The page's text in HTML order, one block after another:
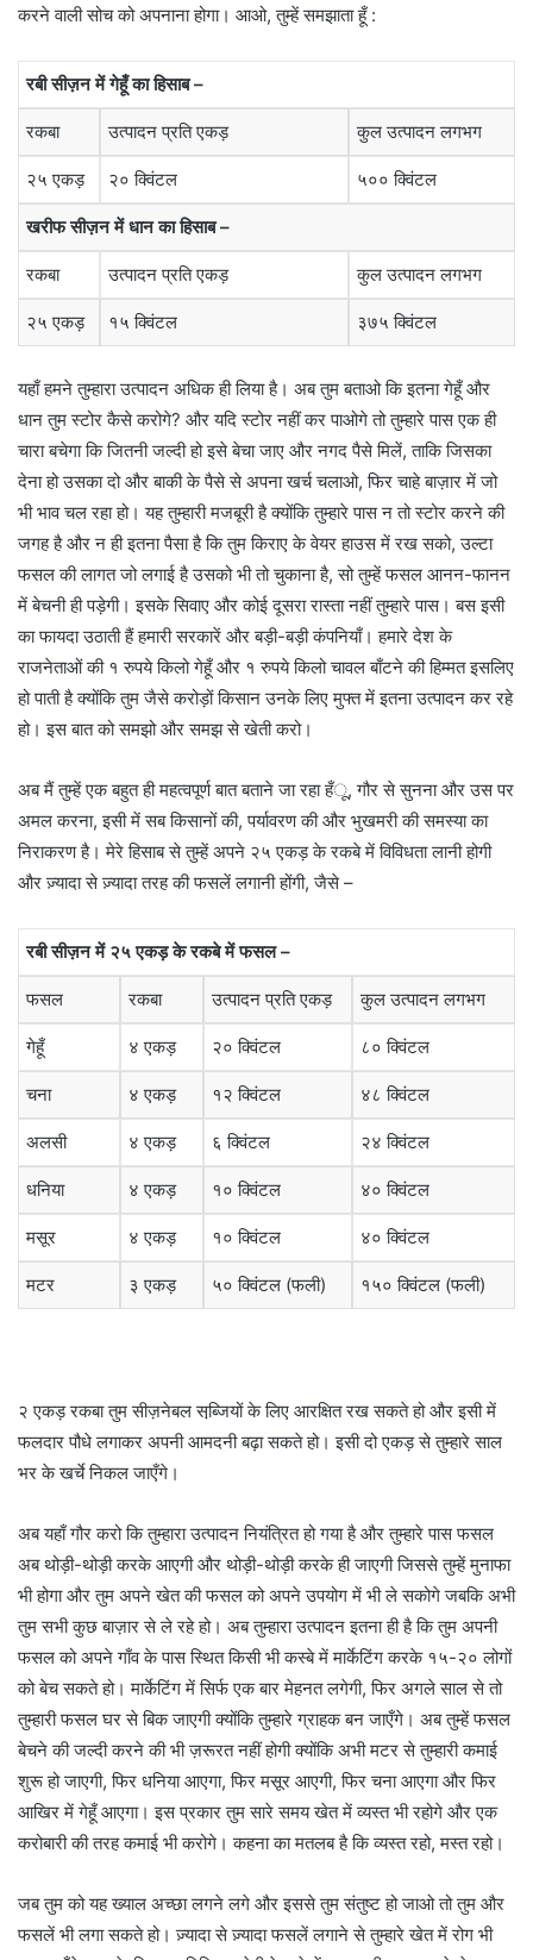
करने वाली सोच को अपनाना होगा। आओ, तुम्हें समझाता हूँ :
रबी सीज़न में गेहूँ का हिसाब –
रकबा उत्पादन प्रति एकड़ कुल उत्पादन लगभग
२५ एकड़ २० क्विंटल ५०० क्विंटल
खरीफ सीज़न में धान का हिसाब –
रकबा उत्पादन प्रति एकड़ कुल उत्पादन लगभग
२५ एकड़ १५ क्विंटल ३७५ क्विंटल
यहाँ हमने तुम्हारा उत्पादन अधिक ही लिया है। अब तुम बताओ कि इतना गेहूँ और
धान तुम स्टोर कैसे करोगे? और यदि स्टोर नहीं कर पाओगे तो तुम्हारे पास एक ही
चारा बचेगा कि जितनी जल्दी हो इसे बेचा जाए और नगद पैसे मिलें, ताकि जिसका
देना हो उसका दो और बाकी के पैसे से अपना खर्च चलाओ, फिर चाहे बाज़ार में जो
भी भाव चल रहा हो। यह तुम्हारी मजबूरी है क्योंकि तुम्हारे पास न तो स्टोर करने की
जगह है और न ही इतना पैसा है कि तुम किराए के वेयर हाउस में रख सको, उल्टा
फसल की लागत जो लगाई है उसको भी तो चुकाना है, सो तुम्हें फसल आनन-फानन
में बेचनी ही पड़ेगी। इसके सिवाए और कोई दूसरा रास्ता नहीं तुम्हारे पास। बस इसी
का फायदा उठाती हैं हमारी सरकारें और बड़ी-बड़ी कंपनियाँ। हमारे देश के
राजनेताओं की १ रुपये किलो गेहूँ और १ रुपये किलो चावल बाँटने की हिम्मत इसलिए
हो पाती है क्योंकि तुम जैसे करोड़ों किसान उनके लिए मुफ्त में इतना उत्पादन कर रहे
हो। इस बात को समझो और समझ से खेती करो।
अब मैं तुम्हें एक बहुत ही महत्वपूर्ण बात बताने जा रहा हँू, गौर से सुनना और उस पर
अमल करना, इसी में सब किसानों की, पर्यावरण की और भुखमरी की समस्या का
निराकरण है। मेरे हिसाब से तुम्हें अपने २५ एकड़ के रकबे में विविधता लानी होगी
और ज़्यादा से ज़्यादा तरह की फसलें लगानी होंगी, जैसे –
रबी सीज़न में २५ एकड़ के रकबे में फसल –
फसल रकबा उत्पादन प्रति एकड़ कुल उत्पादन लगभग
गेहूँ ४ एकड़ २० क्विंटल ८० क्विंटल
चना ४ एकड़ १२ क्विंटल ४८ क्विंटल
अलसी ४ एकड़ ६ क्विंटल २४ क्विंटल
धनिया ४ एकड़ १० क्विंटल ४० क्विंटल
मसूर ४ एकड़ १० क्विंटल ४० क्विंटल
मटर ३ एकड़ ५० क्विंटल (फली) १५० क्विंटल (फली)
२ एकड़ रकबा तुम सीज़नेबल सब्जि़यों के लिए आरक्षित रख सकते हो और इसी में
फलदार पौधे लगाकर अपनी आमदनी बढ़ा सकते हो। इसी दो एकड़ से तुम्हारे साल
भर के खर्चे निकल जाएँगे।
अब यहाँ गौर करो कि तुम्हारा उत्पादन नियंत्रित हो गया है और तुम्हारे पास फसल
अब थोड़ी-थोड़ी करके आएगी और थोड़ी-थोड़ी करके ही जाएगी जिससे तुम्हें मुनाफा
भी होगा और तुम अपने खेत की फसल को अपने उपयोग में भी ले सकोगे जबकि अभी
तुम सभी कुछ बाज़ार से ले रहे हो। अब तुम्हारा उत्पादन इतना ही है कि तुम अपनी
फसल को अपने गाँव के पास स्थित किसी भी कस्बे में मार्केटिंग करके १५-२० लोगों
को बेच सकते हो। मार्केटिंग में सिर्फ एक बार मेहनत लगेगी, फिर अगले साल से तो
तुम्हारी फसल घर से बिक जाएगी क्योंकि तुम्हारे ग्राहक बन जाएँगे। अब तुम्हें फसल
बेचने की जल्दी करने की भी ज़रूरत नहीं होगी क्योंकि अभी मटर से तुम्हारी कमाई
शुरू हो जाएगी, फिर धनिया आएगा, फिर मसूर आएगी, फिर चना आएगा और फिर
आखिर में गेहूँ आएगा। इस प्रकार तुम सारे समय खेत में व्यस्त भी रहोगे और एक
करोबारी की तरह कमाई भी करोगे। कहना का मतलब है कि व्यस्त रहो, मस्त रहो।
जब तुम को यह ख्याल अच्छा लगने लगे और इससे तुम संतुष्ट हो जाओ तो तुम और
फसलें भी लगा सकते हो। ज़्यादा से ज़्यादा फसलें लगाने से तुम्हारे खेत में रोग भी